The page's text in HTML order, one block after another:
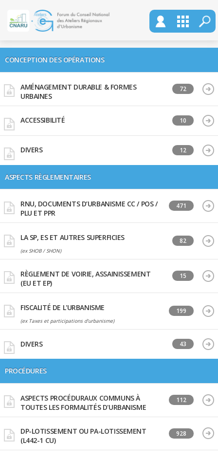
CONCEPTION DES OPÉRATIONS
AMÉNAGEMENT DURABLE & FORMES
URBAINES
72
ACCESSIBILITÉ 10
DIVERS 12
ASPECTS RÈGLEMENTAIRES
RNU, DOCUMENTS D’URBANISME CC / POS /
PLU ET PPR
471
LA SP, ES ET AUTRES SUPERFICIES
(ex SHOB / SHON)
82
RÈGLEMENT DE VOIRIE, ASSAINISSEMENT
(EU ET EP)
15
FISCALITÉ DE L'URBANISME
(ex Taxes et participations d'urbanisme)
199
DIVERS 43
PROCÉDURES
ASPECTS PROCÉDURAUX COMMUNS À
TOUTES LES FORMALITÉS D'URBANISME
112
DP-LOTISSEMENT OU PA-LOTISSEMENT
(L442-1 CU)
928